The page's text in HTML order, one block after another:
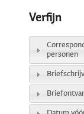
Verfijn
personen